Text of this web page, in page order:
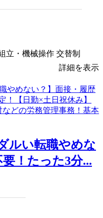
立・機械操作 交替制
詳細を表示
ルい転職やめな
！たった3分...